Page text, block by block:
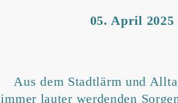
05. April 2025
Aus dem Stadtlärm und
immer lauter werdenden